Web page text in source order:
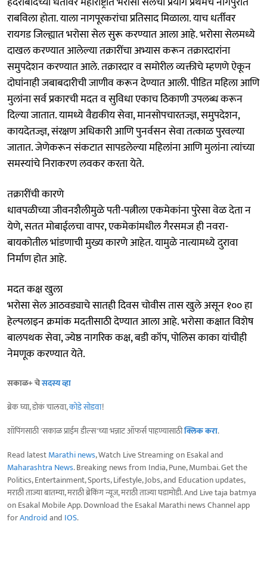
राबविला होता. याला नागपूरकरांचा प्रतिसाद मिळाला. याच धर्तीवर
रायगड जिल्ह्यात भरोसा सेल सुरू करण्यात आला आहे. भरोसा सेलमध्ये
दाखल करण्यात आलेल्या तक्रारींचा अभ्यास करून तक्रारदारांना
समुपदेशन करण्यात आले. तक्रारदार व समोरील व्यक्तीचे म्हणणे ऐकून
दोघांनाही जबाबदारीची जाणीव करून देण्यात आली. पीडित महिला आणि
मुलांना सर्व प्रकारची मदत व सुविधा एकाच ठिकाणी उपलब्ध करून
दिल्या जातात. यामध्ये वैद्यकीय सेवा, मानसोपचारतज्ज्ञ, समुपदेशन,
कायदेतज्ज्ञ, संरक्षण अधिकारी आणि पुनर्वसन सेवा तत्काळ पुरवल्या
जातात. जेणेकरून संकटात सापडलेल्या महिलांना आणि मुलांना त्यांच्या
समस्यांचे निराकरण लवकर करता येते.
तक्रारींची कारणे
धावपळीच्या जीवनशैलीमुळे पती-पत्नीला एकमेकांना पुरेसा वेळ देता न
येणे, सतत मोबाईलचा वापर, एकमेकांमधील गैरसमज ही नवरा-
बायकोतील भांडणाची मुख्य कारणे आहेत. यामुळे नात्यामध्ये दुरावा
निर्माण होत आहे.
मदत कक्ष खुला
भरोसा सेल आठवड्याचे सातही दिवस चोवीस तास खुले असून १०० हा
हेल्पलाइन क्रमांक मदतीसाठी देण्यात आला आहे. भरोसा कक्षात विशेष
बालपथक सेवा, ज्येष्ठ नागरिक कक्ष, बडी कॉप, पोलिस काका यांचीही
नेमणूक करण्यात येते.
सकाळ+ चेसदस्य व्हा
ब्रेक घ्या, डोकं चालवा,कोडे सोडवा!
शॉपिंगसाठी 'सकाळ प्राईम डील्स'च्या भन्नाट ऑफर्स पाहण्यासाठीक्लिक करा.
Read latestMarathi news, Watch Live Streaming on Esakal and
Maharashtra News. Breaking news from India, Pune, Mumbai. Get the
Politics, Entertainment, Sports, Lifestyle, Jobs, and Education updates,
मराठी ताज्या बातम्या, मराठी ब्रेकिंग न्यूज, मराठी ताज्या घडामोडी. And Live taja batmya
on Esakal Mobile App. Download the Esakal Marathi news Channel app
forAndroidand IOS.